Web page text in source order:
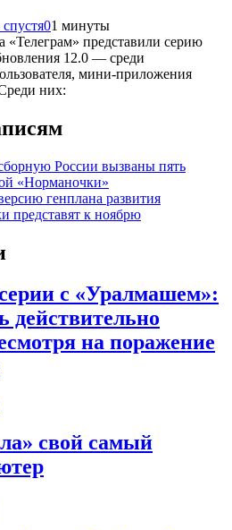
01 минуты
«Телеграм» представили серию
12.0 — среди
мини-приложения
них:
России вызваны пять
«Норманочки»
генплана развития
представят к ноябрю
с «Уралмашем»:
действительно
на поражение
свой самый